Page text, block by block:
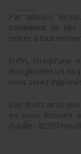
Par ailleurs,
traitement de ses
retirer à tout
Enfin, lorsqu’une
d’engendrer un
vous serez
Ces droits ainsi
en nous écrivant
Gaulle - 92200